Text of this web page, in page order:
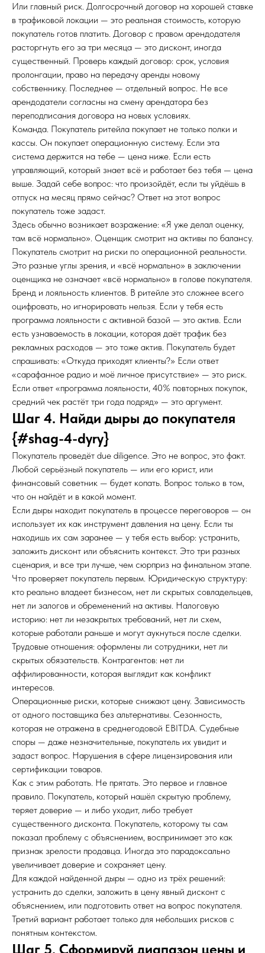
Или главный риск. Долгосрочный договор на хорошей ставке
в трафиковой локации — это реальная стоимость, которую
покупатель готов платить. Договор с правом арендодателя
расторгнуть его за три месяца — это дисконт, иногда
существенный. Проверь каждый договор: срок, условия
пролонгации, право на передачу аренды новому
собственнику. Последнее — отдельный вопрос. Не все
арендодатели согласны на смену арендатора без
переподписания договора на новых условиях.
Команда. Покупатель ритейла покупает не только полки и
кассы. Он покупает операционную систему. Если эта
система держится на тебе — цена ниже. Если есть
управляющий, который знает всё и работает без тебя — цена
выше. Задай себе вопрос: что произойдёт, если ты уйдёшь в
отпуск на месяц прямо сейчас? Ответ на этот вопрос
покупатель тоже задаст.
Здесь обычно возникает возражение: «Я уже делал оценку,
там всё нормально». Оценщик смотрит на активы по балансу.
Покупатель смотрит на риски по операционной реальности.
Это разные углы зрения, и «всё нормально» в заключении
оценщика не означает «всё нормально» в голове покупателя.
Бренд и лояльность клиентов. В ритейле это сложнее всего
оцифровать, но игнорировать нельзя. Если у тебя есть
программа лояльности с активной базой — это актив. Если
есть узнаваемость в локации, которая даёт трафик без
рекламных расходов — это тоже актив. Покупатель будет
спрашивать: «Откуда приходят клиенты?» Если ответ
«сарафанное радио и моё личное присутствие» — это риск.
Если ответ «программа лояльности, 40% повторных покупок,
средний чек растёт три года подряд» — это аргумент.
Шаг 4. Найди дыры до покупателя
{#shag-4-dyry}
Покупатель проведёт due diligence. Это не вопрос, это факт.
Любой серьёзный покупатель — или его юрист, или
финансовый советник — будет копать. Вопрос только в том,
что он найдёт и в какой момент.
Если дыры находит покупатель в процессе переговоров — он
использует их как инструмент давления на цену. Если ты
находишь их сам заранее — у тебя есть выбор: устранить,
заложить дисконт или объяснить контекст. Это три разных
сценария, и все три лучше, чем сюрприз на финальном этапе.
Что проверяет покупатель первым. Юридическую структуру:
кто реально владеет бизнесом, нет ли скрытых совладельцев,
нет ли залогов и обременений на активы. Налоговую
историю: нет ли незакрытых требований, нет ли схем,
которые работали раньше и могут аукнуться после сделки.
Трудовые отношения: оформлены ли сотрудники, нет ли
скрытых обязательств. Контрагентов: нет ли
аффилированности, которая выглядит как конфликт
интересов.
Операционные риски, которые снижают цену. Зависимость
от одного поставщика без альтернативы. Сезонность,
которая не отражена в среднегодовой EBITDA. Судебные
споры — даже незначительные, покупатель их увидит и
задаст вопрос. Нарушения в сфере лицензирования или
сертификации товаров.
Как с этим работать. Не прятать. Это первое и главное
правило. Покупатель, который нашёл скрытую проблему,
теряет доверие — и либо уходит, либо требует
существенного дисконта. Покупатель, которому ты сам
показал проблему с объяснением, воспринимает это как
признак зрелости продавца. Иногда это парадоксально
увеличивает доверие и сохраняет цену.
Для каждой найденной дыры — одно из трёх решений:
устранить до сделки, заложить в цену явный дисконт с
объяснением, или подготовить ответ на вопрос покупателя.
Третий вариант работает только для небольших рисков с
понятным контекстом.
Шаг 5. Сформируй диапазон цены и